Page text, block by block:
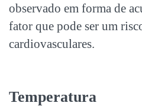
observado em forma de
fator que pode ser um
cardiovasculares.
Temperatura